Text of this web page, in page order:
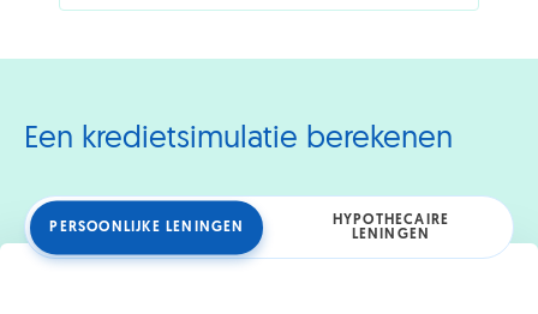
geld:
ruzies
Een kredietsimulatie berekenen
PERSOONLIJKE LENINGEN
HYPOTHECAIRE
LENINGEN